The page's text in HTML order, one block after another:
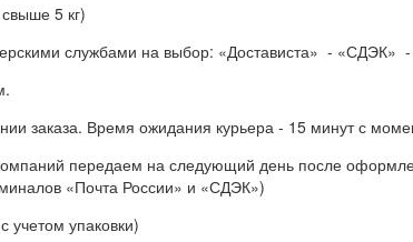
5 кг)
службами на выбор: «Достависта» - «СДЭК» -
заказа. Время ожидания курьера - 15 минут с
передаем на следующий день после
«Почта России» и «СДЭК»)
учетом упаковки)